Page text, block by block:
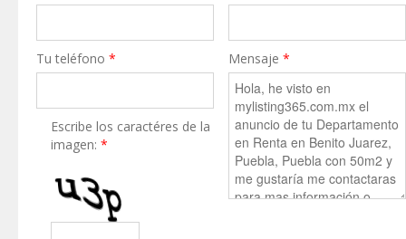
Tu teléfono * Mensaje*
Escribe los caractéres de la
imagen:*